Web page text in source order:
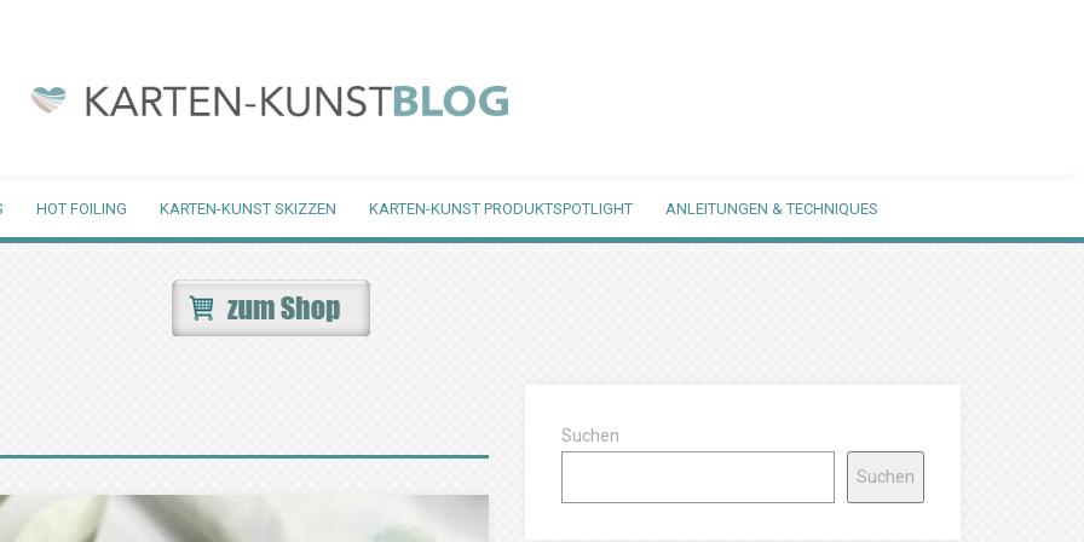
HOT FOILING KARTEN-KUNST SKIZZEN KARTEN-KUNST PRODUKTSPOTLIGHT ANLEITUNGEN & TECHNIQUES
Suchen
Suchen